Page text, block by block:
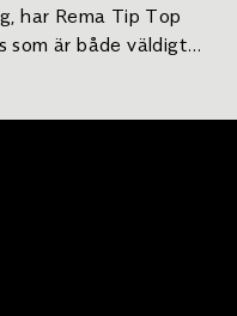
har Rema Tip Top
som är både väldigt
samtidigt byggd för
enligt TÜV Går att
till +55°C.
att spara ner
i
och